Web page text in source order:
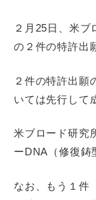
２月25日、米
の２件の特許出
２件の特許出願
いては先行して
米ブロード研究
ーDNA（修復鋳
なお、もう１件